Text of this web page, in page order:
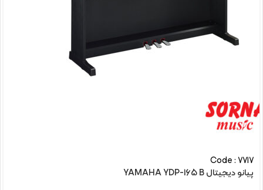
Code : 7717
پیانو دیجیتال YAMAHA YDP-165 B